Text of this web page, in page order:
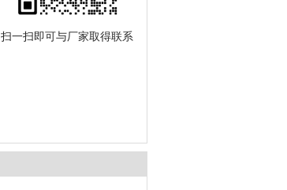
扫一扫即可与厂家取得联系